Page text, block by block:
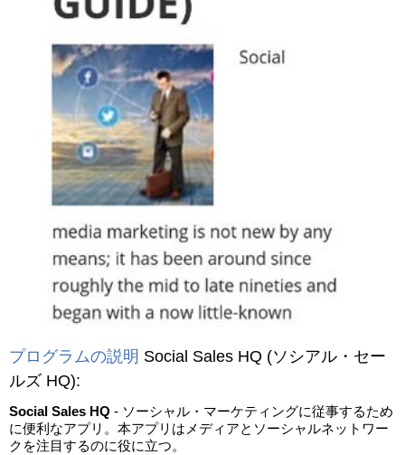
プログラムの説明 Social Sales HQ (ソシアル・セー
ルズ HQ):
Social Sales HQ - ソーシャル・マーケティングに従事するため
に便利なアプリ。本アプリはメディアとソーシャルネットワー
クを注目するのに役に立つ。